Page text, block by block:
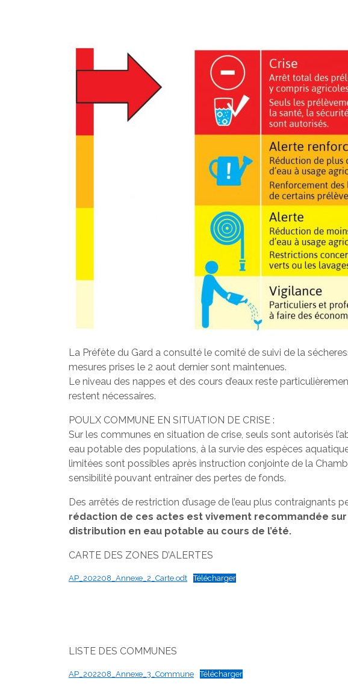
La Préfète du Gard a consulté le comité de suivi de la
mesures prises le 2 aout dernier sont maintenues.
Le niveau des nappes et des cours d’eaux reste
restent nécessaires.
POULX COMMUNE EN SITUATION DE CRISE :
Sur les communes en situation de crise, seuls sont autorisés
eau potable des populations, à la survie des espèces
limitées sont possibles après instruction conjointe de la
sensibilité pouvant entraîner des pertes de fonds.
Des arrêtés de restriction d’usage de l’eau plus contraignants
rédaction de ces actes est vivement recommandée
distribution en eau potable au cours de l’été.
CARTE DES ZONES D’ALERTES
AP_202208_Annexe_2_Carte.odt Télécharger
LISTE DES COMMUNES
AP_202208_Annexe_3_Commune Télécharger